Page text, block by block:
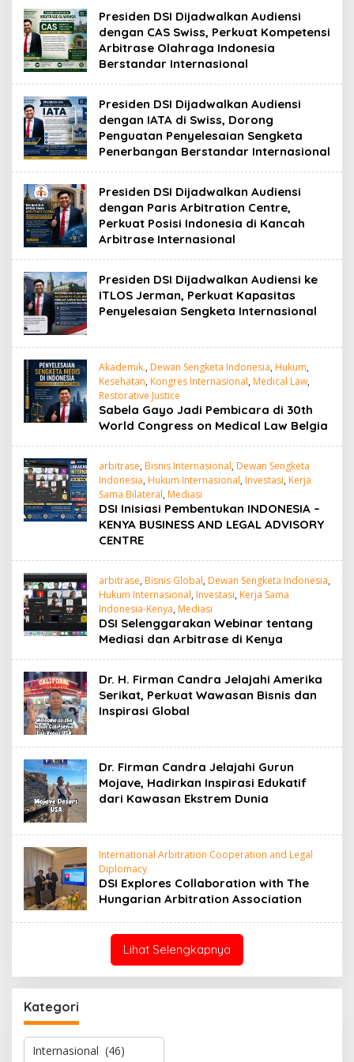
Presiden DSI Dijadwalkan Audiensi
dengan CAS Swiss, Perkuat Kompetensi
Arbitrase Olahraga Indonesia
Berstandar Internasional
Presiden DSI Dijadwalkan Audiensi
dengan IATA di Swiss, Dorong
Penguatan Penyelesaian Sengketa
Penerbangan Berstandar Internasional
Presiden DSI Dijadwalkan Audiensi
dengan Paris Arbitration Centre,
Perkuat Posisi Indonesia di Kancah
Arbitrase Internasional
Presiden DSI Dijadwalkan Audiensi ke
ITLOS Jerman, Perkuat Kapasitas
Penyelesaian Sengketa Internasional
Akademik., Dewan Sengketa Indonesia, Hukum,
Kesehatan, Kongres Internasional, Medical Law,
Restorative Justice
Sabela Gayo Jadi Pembicara di 30th
World Congress on Medical Law Belgia
arbitrase, Bisnis Internasional, Dewan Sengketa
Indonesia, Hukum Internasional, Investasi, Kerja
Sama Bilateral, Mediasi
DSI Inisiasi Pembentukan INDONESIA –
KENYA BUSINESS AND LEGAL ADVISORY
CENTRE
arbitrase, Bisnis Global, Dewan Sengketa Indonesia,
Hukum Internasional, Investasi, Kerja Sama
Indonesia-Kenya, Mediasi
DSI Selenggarakan Webinar tentang
Mediasi dan Arbitrase di Kenya
Dr. H. Firman Candra Jelajahi Amerika
Serikat, Perkuat Wawasan Bisnis dan
Inspirasi Global
Dr. Firman Candra Jelajahi Gurun
Mojave, Hadirkan Inspirasi Edukatif
dari Kawasan Ekstrem Dunia
International Arbitration Cooperation and Legal
Diplomacy
DSI Explores Collaboration with The
Hungarian Arbitration Association
Lihat Selengkapnya
Kategori
K